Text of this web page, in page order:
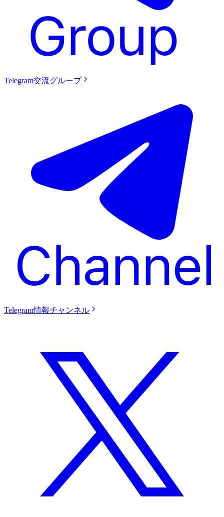
Telegram交流グループ
Telegram情報チャンネル